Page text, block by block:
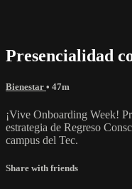
Presencialidad
Bienestar • 47m
¡Vive Onboarding Week!
estrategia de Regreso
campus del Tec.
Share with friends